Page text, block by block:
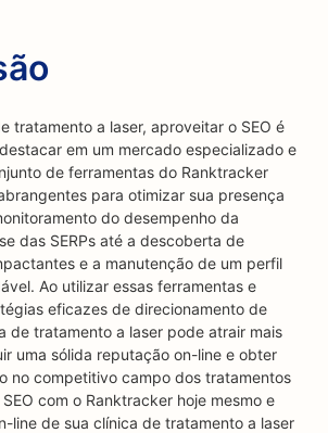
tratamento a laser, aproveitar o SEO é
em um mercado especializado e
de ferramentas do Ranktracker
para otimizar sua presença
do desempenho da
das SERPs até a descoberta de
e a manutenção de um perfil
Ao utilizar essas ferramentas e
eficazes de direcionamento de
de tratamento a laser pode atrair mais
uma sólida reputação on-line e obter
no competitivo campo dos tratamentos
com o Ranktracker hoje mesmo e
line de sua clínica de tratamento a laser